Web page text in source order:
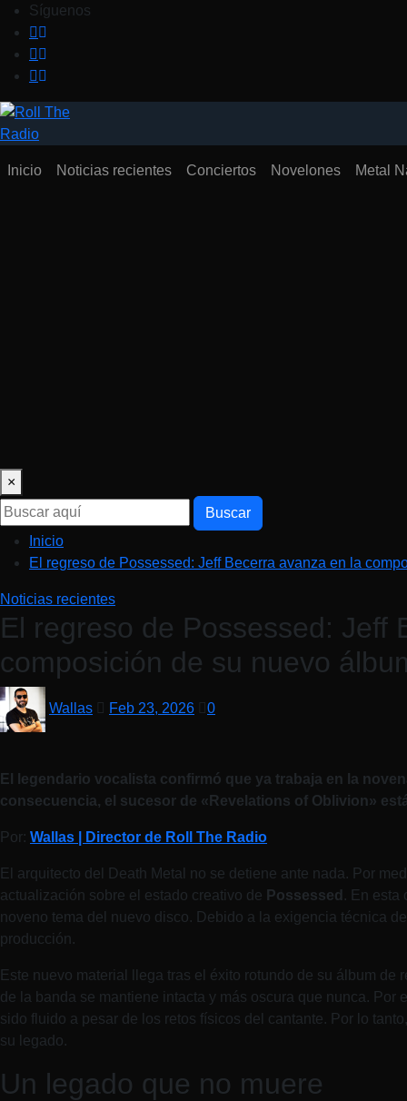
Saltar
contenido
Síguenos
Inicio Noticias recientes Conciertos Novelones Metal
×
Buscar
Inicio
El regreso de Possessed: Jeff Becerra avanza en la
Noticias recientes
El regreso de Possessed: Jeff
composición de su nuevo
Wallas Feb 23, 2026 0
El legendario vocalista confirmó que ya trabaja en la
consecuencia, el sucesor de «Revelations of Oblivion»
Por: Wallas | Director de Roll The Radio
El arquitecto del Death Metal no se detiene ante nada. Por
actualización sobre el estado creativo de Possessed . En esta
noveno tema del nuevo disco. Debido a la exigencia técnica
producción.
Este nuevo material llega tras el éxito rotundo de su álbum
de la banda se mantiene intacta y más oscura que nunca.
sido fluido a pesar de los retos físicos del cantante. Por lo
su legado.
Un legado que no muere